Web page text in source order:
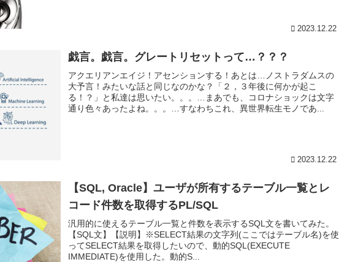
2023.12.22
戯言。戯言。グレートリセットって…？？？
アクエリアンエイジ！アセンションする！あとは…ノストラダムスの
大予言！みたいな話と同じなのかな？「２，３年後に何かが起こ
る！？」と私達は思いたい。。。…まあでも、コロナショックは文字
通り色々あったよね。。。…すなわちこれ、異世界転生モノであ...
2023.12.22
【SQL, Oracle】ユーザが所有するテーブル一覧とレ
コード件数を取得するPL/SQL
汎用的に使えるテーブル一覧と件数を表示するSQL文を書いてみた。
【SQL文】【説明】※SELECT結果の文字列(ここではテーブル名)を使
ってSELECT結果を取得したいので、動的SQL(EXECUTE
IMMEDIATE)を使用した。動的S...